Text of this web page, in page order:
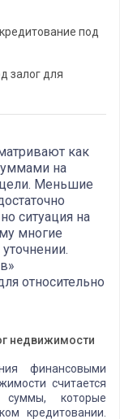
под
залог для
как
на
цели. Меньшие
ситуация на
многие
относительно
недвижимости
финансовыми
считается
которые
кредитовании.